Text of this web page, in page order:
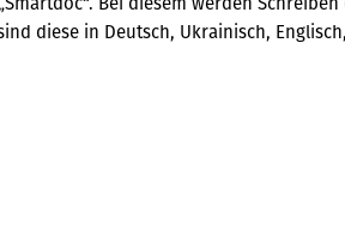
diese in Deutsch, Ukrainisch,